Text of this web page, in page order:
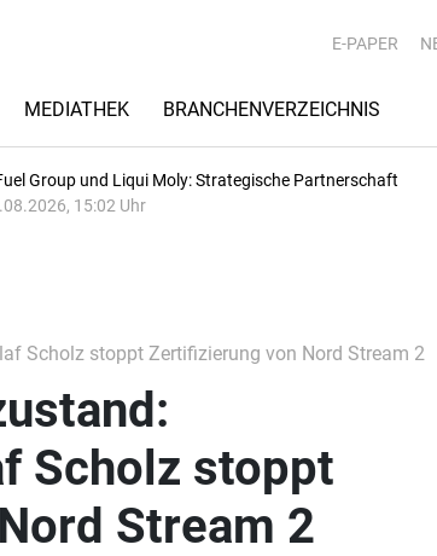
E-PAPER
MEDIATHEK BRANCHENVERZEICHNIS
Group und Liqui Moly: Strategische Partnerschaft
15:02 Uhr
Scholz stoppt Zertifizierung von Nord Stream 2
Scholz stoppt
Stream 2